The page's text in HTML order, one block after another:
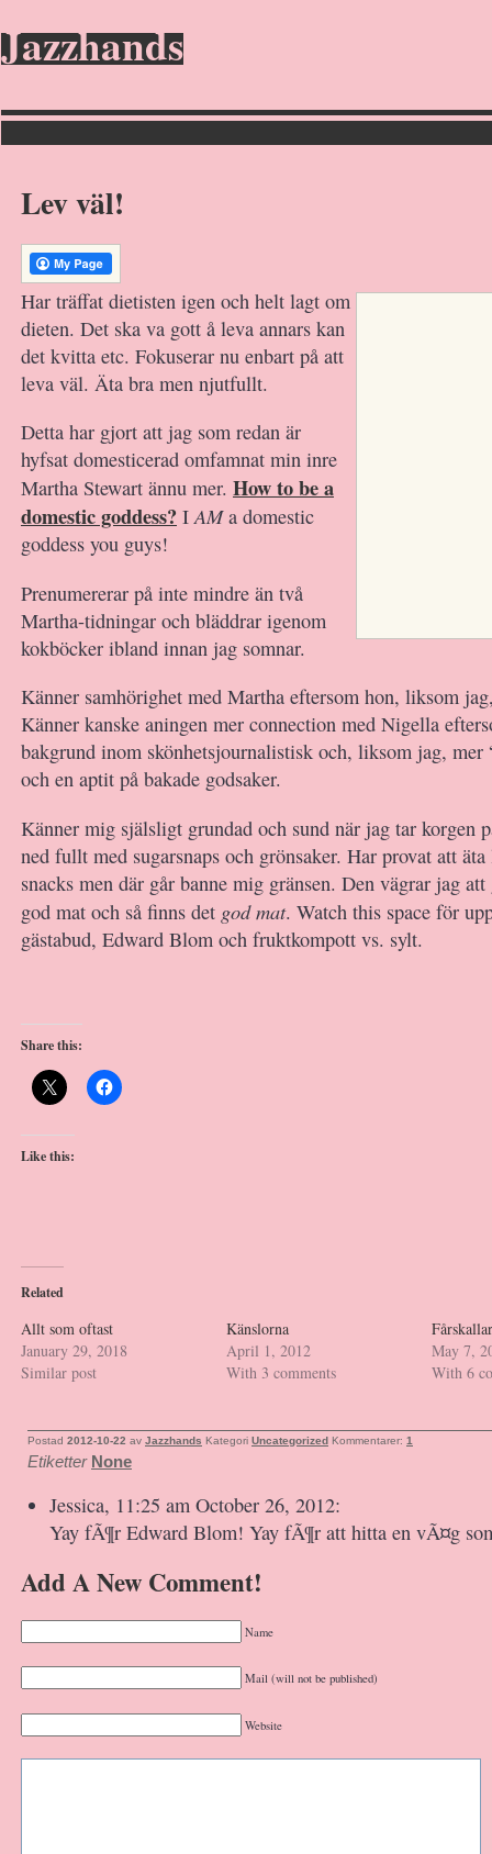
Jazzhands
Lev väl!
Har träffat dietisten igen och helt lagt om
dieten. Det ska va gott å leva annars kan
det kvitta etc. Fokuserar nu enbart på att
leva väl. Äta bra men njutfullt.
Detta har gjort att jag som redan är
hyfsat domesticerad omfamnat min inre
Martha Stewart ännu mer. How to be a
domestic goddess? IAMa domestic
goddess you guys!
Prenumererar på inte mindre än två
Martha-tidningar och bläddrar igenom
kokböcker ibland innan jag somnar.
Känner samhörighet med Martha eftersom hon, liksom
Känner kanske aningen mer connection med Nigella
bakgrund inom skönhetsjournalistisk och, liksom jag,
och en aptit på bakade godsaker.
Känner mig själsligt grundad och sund när jag tar korgen
ned fullt med sugarsnaps och grönsaker. Har provat att
snacks men där går banne mig gränsen. Den vägrar jag
god mat och så finns det god mat. Watch this space för
gästabud, Edward Blom och fruktkompott vs. sylt.
Share this:
Like this:
Related
Allt som oftast
January 29, 2018
Similar post
Känslorna
April 1, 2012
With 3 comments
May 7,
With 6
Postad 2012-10-22 av Jazzhands Kategori Uncategorized Kommentarer: 1
Etiketter None
Jessica, 11:25 am October 26, 2012:
Yay fÃ¶r Edward Blom! Yay fÃ¶r att hitta en vÃ¤g
Add A New Comment!
Name
Mail (will not be published)
Website